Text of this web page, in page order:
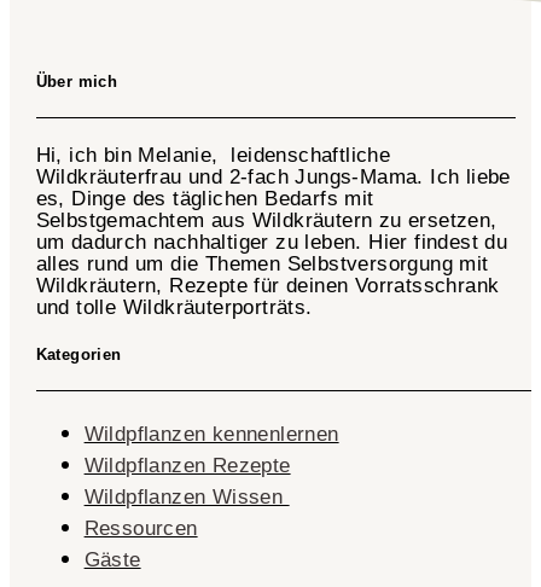
Über mich
Hi, ich bin Melanie, leidenschaftliche
Wildkräuterfrau und 2-fachJungs-Mama. Ich liebe
es, Dinge des täglichen Bedarfs mit
Selbstgemachtem aus Wildkräutern zu ersetzen,
um dadurch nachhaltiger zu leben. Hier findest du
alles rund um die Themen Selbstversorgung mit
Wildkräutern, Rezepte für deinen Vorratsschrank
und tolle Wildkräuterporträts.
Kategorien
Wildpflanzen kennenlernen
Wildpflanzen Rezepte
Wildpflanzen Wissen ​
Ressourcen
Gäste